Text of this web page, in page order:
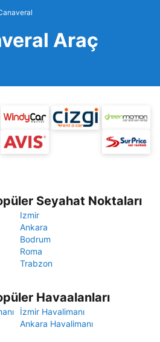
Araç
Seyahat Noktaları
Izmir
Ankara
Bodrum
Roma
Trabzon
Havaalanları
İzmir Havalimanı
Ankara Havalimanı